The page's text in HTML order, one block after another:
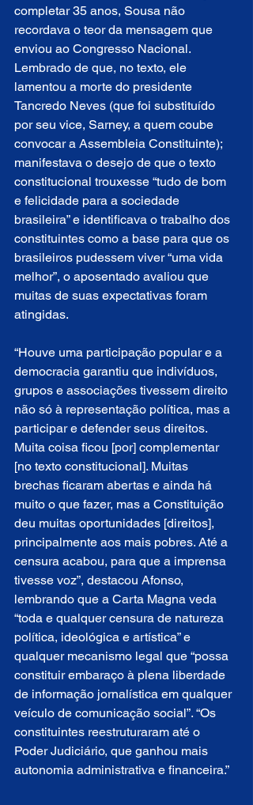
completar 35 anos, Sousa não
recordava o teor da mensagem que
enviou ao Congresso Nacional.
Lembrado de que, no texto, ele
lamentou a morte do presidente
Tancredo Neves (que foi substituído
por seu vice, Sarney, a quem coube
convocar a Assembleia Constituinte);
manifestava o desejo de que o texto
constitucional trouxesse “tudo de bom
e felicidade para a sociedade
brasileira” e identificava o trabalho dos
constituintes como a base para que os
brasileiros pudessem viver “uma vida
melhor”, o aposentado avaliou que
muitas de suas expectativas foram
atingidas.
“Houve uma participação popular e a
democracia garantiu que indivíduos,
grupos e associações tivessem direito
não só à representação política, mas a
participar e defender seus direitos.
Muita coisa ficou [por] complementar
[no texto constitucional]. Muitas
brechas ficaram abertas e ainda há
muito o que fazer, mas a Constituição
deu muitas oportunidades [direitos],
principalmente aos mais pobres. Até a
censura acabou, para que a imprensa
tivesse voz”, destacou Afonso,
lembrando que a Carta Magna veda
“toda e qualquer censura de natureza
política, ideológica e artística” e
qualquer mecanismo legal que “possa
constituir embaraço à plena liberdade
de informação jornalística em qualquer
veículo de comunicação social”. “Os
constituintes reestruturaram até o
Poder Judiciário, que ganhou mais
autonomia administrativa e financeira.”